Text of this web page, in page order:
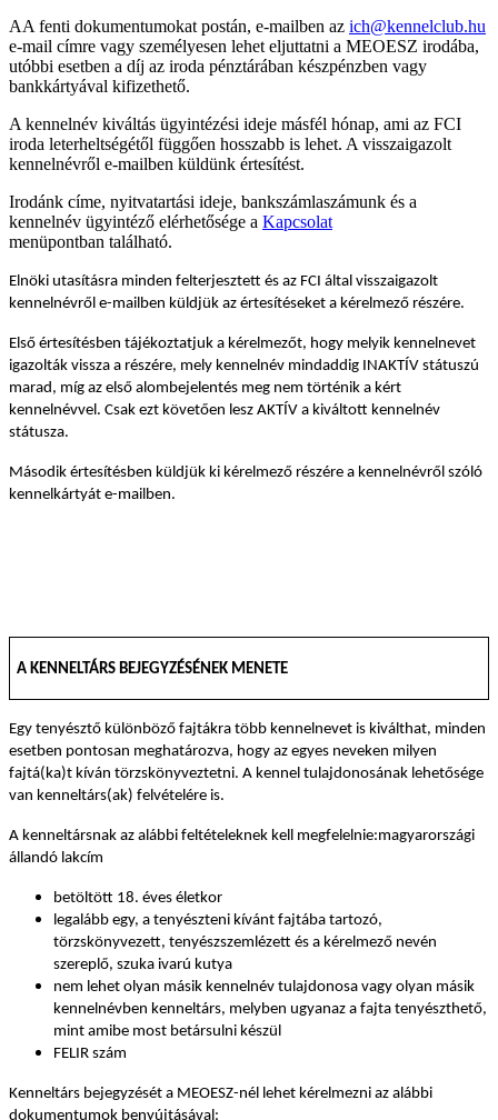
AA fenti dokumentumokat postán, e-mailben az ich@kennelclub.hu
e-mail címre vagy személyesen lehet eljuttatni a MEOESZ irodába,
utóbbi esetben a díj az iroda pénztárában készpénzben vagy
bankkártyával kifizethető.
A kennelnév kiváltás ügyintézési ideje másfél hónap, ami az FCI
iroda leterheltségétől függően hosszabb is lehet. A visszaigazolt
kennelnévről e-mailben küldünk értesítést.
Irodánk címe, nyitvatartási ideje, bankszámlaszámunk és a
kennelnév ügyintéző elérhetősége a Kapcsolat
menüpontban található.
Elnöki utasításra minden felterjesztett és az FCI által visszaigazolt
kennelnévről e-mailben küldjük az értesítéseket a kérelmező részére.
Első értesítésben tájékoztatjuk a kérelmezőt, hogy melyik kennelnevet
igazolták vissza a részére, mely kennelnév mindaddig INAKTÍV státuszú
marad, míg az első alombejelentés meg nem történik a kért
kennelnévvel. Csak ezt követően lesz AKTÍV a kiváltott kennelnév
státusza.
Második értesítésben küldjük ki kérelmező részére a kennelnévről szóló
kennelkártyát e-mailben.
A KENNELTÁRS BEJEGYZÉSÉNEK MENETE
Egy tenyésztő különböző fajtákra több kennelnevet is kiválthat, minden
esetben pontosan meghatározva, hogy az egyes neveken milyen
fajtá(ka)t kíván törzskönyveztetni. A kennel tulajdonosának lehetősége
van kenneltárs(ak) felvételére is.
A kenneltársnak az alábbi feltételeknek kell megfelelnie:magyarországi
állandó lakcím
betöltött 18. éves életkor
legalább egy, a tenyészteni kívánt fajtába tartozó,
törzskönyvezett, tenyészszemlézett és a kérelmező nevén
szereplő, szuka ivarú kutya
nem lehet olyan másik kennelnév tulajdonosa vagy olyan másik
kennelnévben kenneltárs, melyben ugyanaz a fajta tenyészthető,
mint amibe most betársulni készül
FELIR szám
Kenneltárs bejegyzését a MEOESZ-nél lehet kérelmezni az alábbi
dokumentumok benyújtásával: